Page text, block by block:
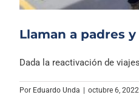
Llaman a padres
Dada la reactivación de
Por Eduardo Unda octubre 6, 2022